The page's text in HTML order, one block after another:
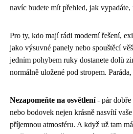
navíc budete mít přehled, jak vypadáte,
Pro ty, kdo mají rádi moderní řešení,
jako výsuvné panely nebo spouštěcí
jedním pohybem ruky dostanete dolů
normálně uložené pod stropem. Paráda,
Nezapomeňte na osvětlení- pár dobře
nebo bodovek nejen krásně nasvítí
příjemnou atmosféru. A když už tam